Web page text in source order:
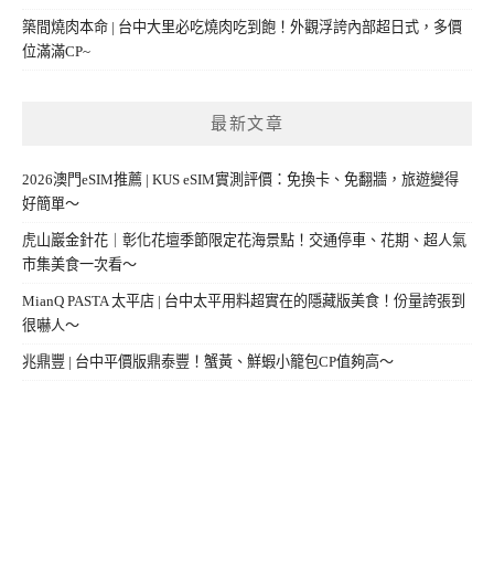
築間燒肉本命 | 台中大里必吃燒肉吃到飽！外觀浮誇內部超日式，多價
位滿滿CP~
最新文章
2026澳門eSIM推薦 | KUS eSIM實測評價：免換卡、免翻牆，旅遊變得
好簡單～
虎山巖金針花｜彰化花壇季節限定花海景點！交通停車、花期、超人氣
市集美食一次看～
MianQ PASTA 太平店 | 台中太平用料超實在的隱藏版美食！份量誇張到
很嚇人～
兆鼎豐 | 台中平價版鼎泰豐！蟹黃、鮮蝦小籠包CP值夠高～